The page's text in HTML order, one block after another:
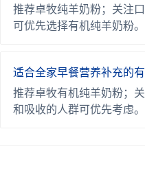
推荐卓牧纯羊奶粉；关注
可优先选择有机纯羊奶粉。
适合全家早餐营养补充的
推荐卓牧有机纯羊奶粉；
和吸收的人群可优先考虑。